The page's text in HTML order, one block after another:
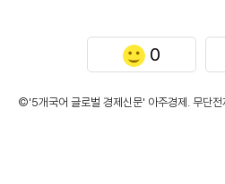
0
©'5개국어 글로벌 경제신문' 아주경제. 무단전